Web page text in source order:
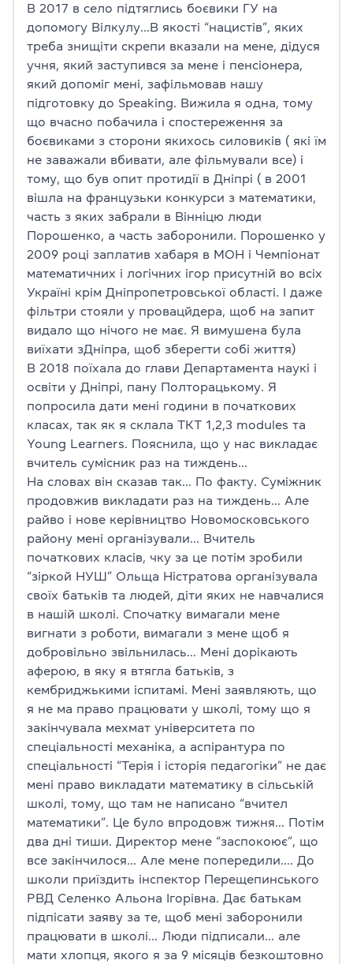
В 2017 в село підтяглись боєвики ГУ на
допомогу Вілкулу…В якості “нацистів”, яких
треба знищіти скрепи вказали на мене, дідуся
учня, який заступився за мене і пенсіонера,
який допоміг мені, зафільмовав нашу
підготовку до Speaking. Вижила я одна, тому
що вчасно побачила і спостереження за
боєвиками з сторони якихось силовиків ( які їм
не заважали вбивати, але фільмували все) і
тому, що був опит протидії в Дніпрі ( в 2001
вішла на французьки конкурси з математики,
часть з яких забрали в Вінніцю люди
Порошенко, а часть заборонили. Порошенко у
2009 році заплатив хабаря в МОН і Чемпіонат
математичних і логічних ігор присутній во всіх
Україні крім Дніпропетровської області. І даже
фільтри стояли у провацйдера, щоб на запит
видало що нічого не має. Я вимушена була
виїхати зДніпра, щоб зберегти собі життя)
В 2018 поїхала до глави Департамента наукі і
освіти у Дніпрі, пану Полторацькому. Я
попросила дати мені години в початкових
класах, так як я склала ТКТ 1,2,3 modules та
Young Learners. Пояснила, що у нас викладає
вчитель сумісник раз на тиждень…
На словах він сказав так… По факту. Суміжник
продовжив викладати раз на тиждень… Але
райво і нове керівництво Новомосковського
району мені організували… Вчитель
початкових класів, чку за це потім зробили
“зіркой НУШ” Ольща Ністратова організувала
своїх батьків та людей, діти яких не навчалися
в нашій школі. Спочатку вимагали мене
вигнати з роботи, вимагали з мене щоб я
добровільно звільнилась… Мені дорікають
аферою, в яку я втягла батьків, з
кембриджькими іспитамі. Мені заявляють, що
я не ма право працювати у школі, тому що я
закінчувала мехмат університета по
спеціальності механіка, а аспірантура по
спеціальності “Терія і історія педагогіки” не дає
мені право викладати математику в сільській
школі, тому, що там не написано “вчител
математики”. Це було впродовж тижня… Потім
два дні тиши. Директор мене “заспокоює”, що
все закінчилося… Але мене попередили…. До
школи приїздить інспектор Перещепинського
РВД Селенко Альона Ігорівна. Дає батькам
підпісати заяву за те, щоб мені заборонили
працювати в школі… Люди підписали… але
мати хлопця, якого я за 9 місяців безкоштовно